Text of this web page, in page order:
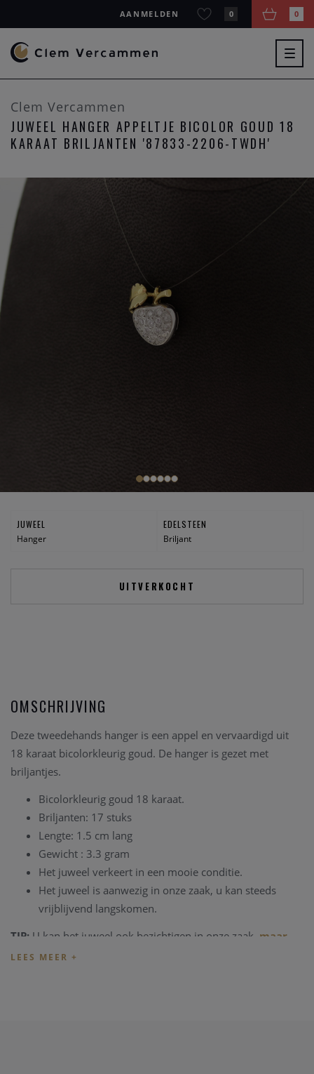
AANMELDEN 0 0
Clem Vercammen
JUWEEL HANGER APPELTJE BICOLOR GOUD 18
KARAAT BRILJANTEN '87833-2206-TWDH'
JUWEEL
Hanger
EDELSTEEN
Briljant
UITVERKOCHT
OMSCHRIJVING
Deze tweedehands hanger is een appel en vervaardigd uit
18 karaat bicolorkleurig goud. De hanger is gezet met
briljantjes.
Bicolorkleurig goud 18 karaat.
Briljanten: 17 stuks
Lengte: 1.5 cm lang
Gewicht : 3.3 gram
Het juweel verkeert in een mooie conditie.
Het juweel is aanwezig in onze zaak, u kan steeds
vrijblijvend langskomen.
TIP: U kan het juweel ook bezichtigen in onze zaak, maar
informeer eerst